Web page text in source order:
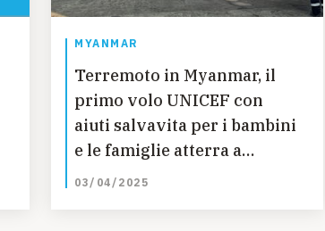
MYANMAR
Terremoto in Myanmar, il
primo volo UNICEF con
aiuti salvavita per i bambini
e le famiglie atterra a
Yangon
03/04/2025